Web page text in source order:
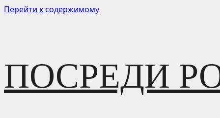
Перейти к содержимому
ПОСРЕДИ